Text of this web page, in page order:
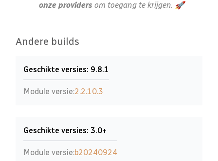
onze providers om toegang te krijgen. 🚀
Andere builds
Geschikte versies: 9.8.1
Module versie:2.2.10.3
Geschikte versies: 3.0+
Module versie:b20240924